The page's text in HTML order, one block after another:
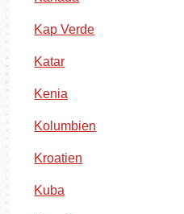
Kap Verde
Katar
Kenia
Kolumbien
Kroatien
Kuba